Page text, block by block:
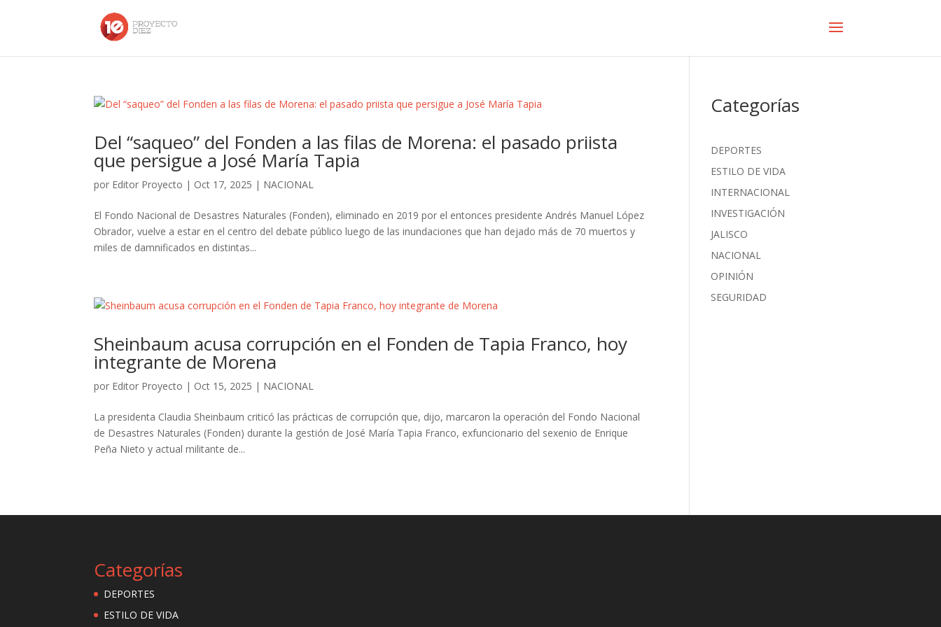
Del “saqueo” del Fonden a las filas de Morena: el pasado priista
que persigue a José María Tapia
por Editor Proyecto | Oct 17, 2025 | NACIONAL
El Fondo Nacional de Desastres Naturales (Fonden), eliminado en 2019 por el entonces presidente Andrés Manuel López
Obrador, vuelve a estar en el centro del debate público luego de las inundaciones que han dejado más de 70 muertos y
miles de damnificados en distintas...
Sheinbaum acusa corrupción en el Fonden de Tapia Franco, hoy
integrante de Morena
por Editor Proyecto | Oct 15, 2025 | NACIONAL
La presidenta Claudia Sheinbaum criticó las prácticas de corrupción que, dijo, marcaron la operación del Fondo Nacional
de Desastres Naturales (Fonden) durante la gestión de José María Tapia Franco, exfuncionario del sexenio de Enrique
Peña Nieto y actual militante de...
Categorías
DEPORTES
ESTILO DE VIDA
INTERNACIONAL
INVESTIGACIÓN
JALISCO
NACIONAL
OPINIÓN
SEGURIDAD
Categorías
DEPORTES
ESTILO DE VIDA